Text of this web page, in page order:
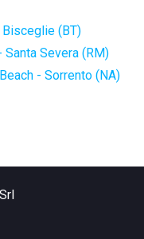
(BT)
Severa (RM)
- Sorrento (NA)